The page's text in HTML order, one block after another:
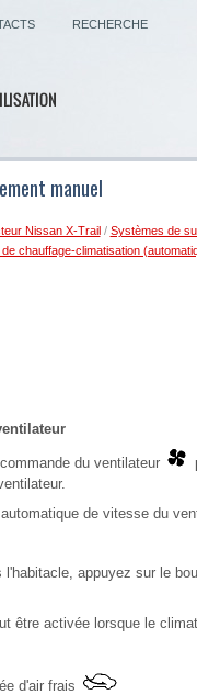
RECHERCHE
manuel
Nissan X-Trail/ Systèmes de
chauffage-climatisation
du ventilateur
de vitesse du
l'habitacle, appuyez sur le
être activée lorsque le
d'air frais